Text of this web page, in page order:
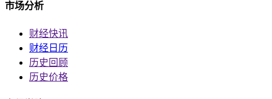
市场分析
财经快讯
财经日历
历史回顾
历史价格